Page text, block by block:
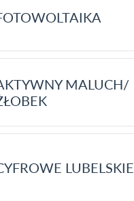
MALUCH/
LUBELSKIE